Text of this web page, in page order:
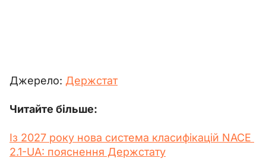
Джерело: Держстат
Читайте більше:
Із 2027 року нова система класифікацій NACE
2.1-UA: пояснення Держстату